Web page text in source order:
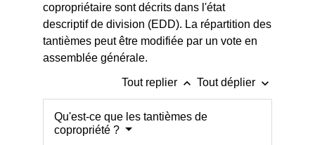
copropriétaire sont décrits dans l'état
descriptif de division (EDD). La répartition des
tantièmes peut être modifiée par un vote en
assemblée générale.
Tout replier keyboard_arrow_up Tout déplier keyboard_arrow_down
Qu'est-ce que les tantièmes de
copropriété ?